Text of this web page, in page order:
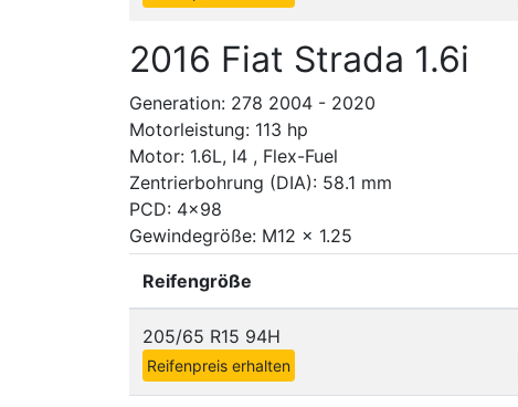
2016 Fiat Strada 1.6i
Generation: 278 2004 - 2020
Motorleistung: 113 hp
Motor: 1.6L, I4 , Flex-Fuel
Zentrierbohrung (DIA): 58.1 mm
PCD: 4x98
Gewindegröße: M12 x 1.25
Reifengröße
205/65 R15 94H
Reifenpreis erhalten